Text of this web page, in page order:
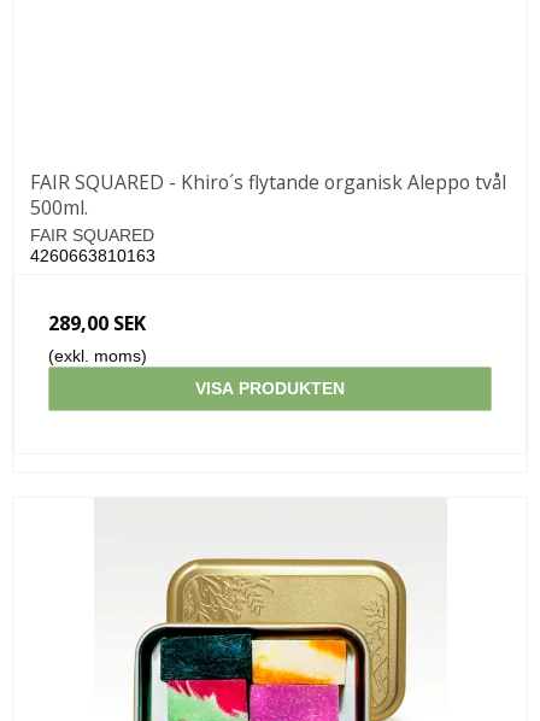
FAIR SQUARED - Khiro´s flytande organisk Aleppo tvål
500ml.
FAIR SQUARED
4260663810163
289,00 SEK
(exkl. moms)
VISA PRODUKTEN